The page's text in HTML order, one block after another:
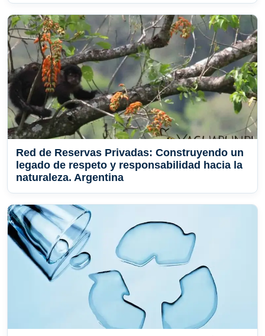
Red de Reservas Privadas: Construyendo un
legado de respeto y responsabilidad hacia la
naturaleza. Argentina